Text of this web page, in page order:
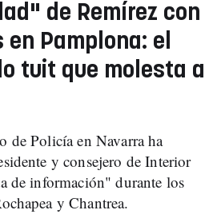
de Remírez con
Pamplona: el
tuit que molesta a
de Policía en Navarra ha
y consejero de Interior
de información" durante los
y Chantrea.